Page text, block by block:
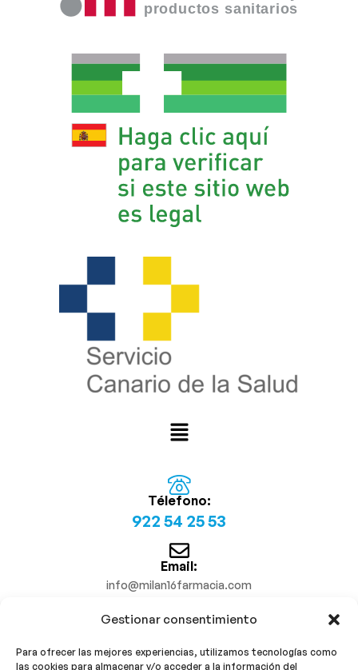
Gestionar consentimiento
Para ofrecer las mejores experiencias, utilizamos tecnologías como
las cookies para almacenar y/o acceder a la información del
Télefono:
922 54 25 53
Email:
info@milan16farmacia.com
¡Síguenos!